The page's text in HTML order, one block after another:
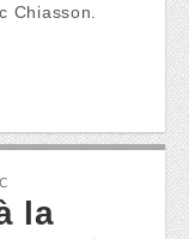
Chiasson.
la